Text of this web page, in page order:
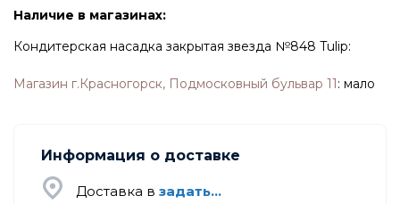
Наличие в магазинах:
Кондитерская насадка закрытая звезда №848 Tulip:
Магазин г.Красногорск, Подмосковный бульвар 11: мало
Информация о доставке
Доставка в задать...